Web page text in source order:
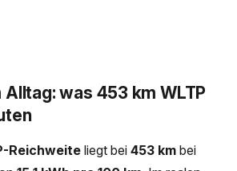
Alltag: was 453 km WLTP
Reichweite liegt bei 453 km bei